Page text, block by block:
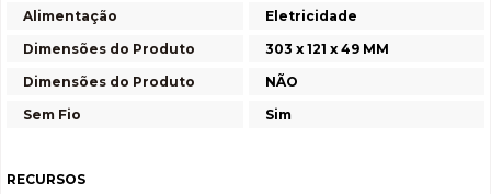
Alimentação
Eletricidade
Dimensões do Produto
303 x 121 x 49 MM
Dimensões do Produto
NÃO
Sem Fio
Sim
RECURSOS